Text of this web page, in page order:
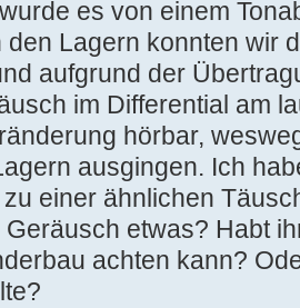
es von einem
den Lagern konnten wir
aufgrund der
im Differential am
hörbar,
ausgingen. Ich
einer ähnlichen
etwas? Habt
achten kann?